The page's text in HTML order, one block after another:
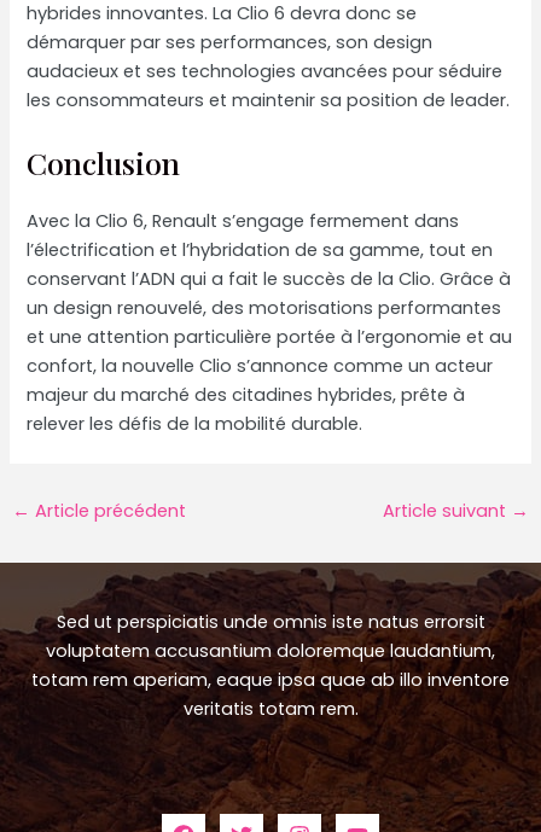
hybrides innovantes. La Clio 6 devra donc se
démarquer par ses performances, son design
audacieux et ses technologies avancées pour séduire
les consommateurs et maintenir sa position de leader.
Conclusion
Avec la Clio 6, Renault s’engage fermement dans
l’électrification et l’hybridation de sa gamme, tout en
conservant l’ADN qui a fait le succès de la Clio. Grâce à
un design renouvelé, des motorisations performantes
et une attention particulière portée à l’ergonomie et au
confort, la nouvelle Clio s’annonce comme un acteur
majeur du marché des citadines hybrides, prête à
relever les défis de la mobilité durable.
Navigation
articles
← Article précédent Article suivant →
Sed ut perspiciatis unde omnis iste natus errorsit
voluptatem accusantium doloremque laudantium,
totam rem aperiam, eaque ipsa quae ab illo inventore
veritatis totam rem.